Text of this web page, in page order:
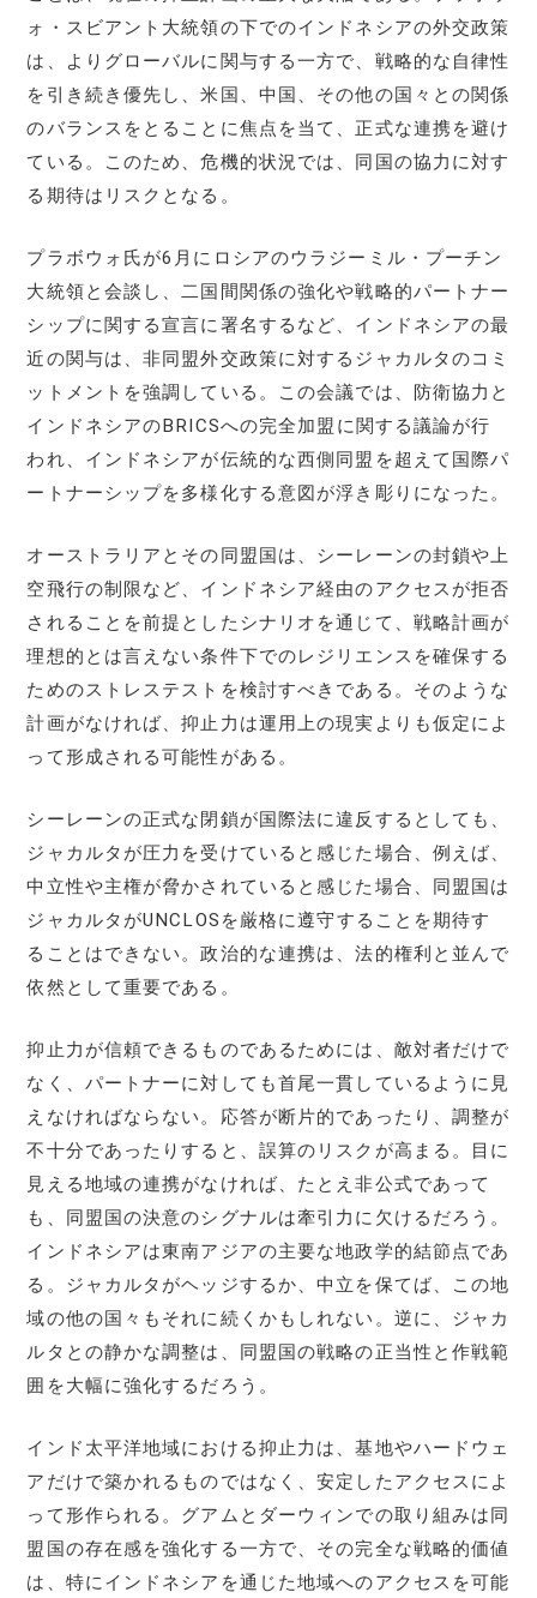
ォ・スビアント大統領の下でのインドネシアの外交政策
は、よりグローバルに関与する一方で、戦略的な自律性
を引き続き優先し、米国、中国、その他の国々との関係
のバランスをとることに焦点を当て、正式な連携を避け
ている。このため、危機的状況では、同国の協力に対す
る期待はリスクとなる。
プラボウォ氏が6月にロシアのウラジーミル・プーチン
大統領と会談し、二国間関係の強化や戦略的パートナー
シップに関する宣言に署名するなど、インドネシアの最
近の関与は、非同盟外交政策に対するジャカルタのコミ
ットメントを強調している。この会議では、防衛協力と
インドネシアのBRICSへの完全加盟に関する議論が行
われ、インドネシアが伝統的な西側同盟を超えて国際パ
ートナーシップを多様化する意図が浮き彫りになった。
オーストラリアとその同盟国は、シーレーンの封鎖や上
空飛行の制限など、インドネシア経由のアクセスが拒否
されることを前提としたシナリオを通じて、戦略計画が
理想的とは言えない条件下でのレジリエンスを確保する
ためのストレステストを検討すべきである。そのような
計画がなければ、抑止力は運用上の現実よりも仮定によ
って形成される可能性がある。
シーレーンの正式な閉鎖が国際法に違反するとしても、
ジャカルタが圧力を受けていると感じた場合、例えば、
中立性や主権が脅かされていると感じた場合、同盟国は
ジャカルタがUNCLOSを厳格に遵守することを期待す
ることはできない。政治的な連携は、法的権利と並んで
依然として重要である。
抑止力が信頼できるものであるためには、敵対者だけで
なく、パートナーに対しても首尾一貫しているように見
えなければならない。応答が断片的であったり、調整が
不十分であったりすると、誤算のリスクが高まる。目に
見える地域の連携がなければ、たとえ非公式であって
も、同盟国の決意のシグナルは牽引力に欠けるだろう。
インドネシアは東南アジアの主要な地政学的結節点であ
る。ジャカルタがヘッジするか、中立を保てば、この地
域の他の国々もそれに続くかもしれない。逆に、ジャカ
ルタとの静かな調整は、同盟国の戦略の正当性と作戦範
囲を大幅に強化するだろう。
インド太平洋地域における抑止力は、基地やハードウェ
アだけで築かれるものではなく、安定したアクセスによ
って形作られる。グアムとダーウィンでの取り組みは同
盟国の存在感を強化する一方で、その完全な戦略的価値
は、特にインドネシアを通じた地域へのアクセスを可能